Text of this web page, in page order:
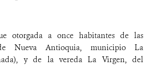
PUBLICATIONS
AND PARTNERSHIPS
otorgada a once habitantes de las
Nueva Antioquia, municipio La
y de la vereda La Virgen, del